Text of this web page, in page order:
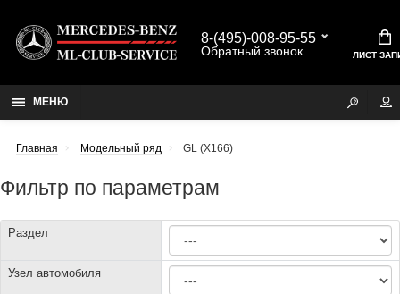
8-(495)-008-95-55
Обратный звонок ЛИСТ
МЕНЮ
Главная Модельный ряд GL (X166)
Фильтр по параметрам
Раздел
Узел автомобиля